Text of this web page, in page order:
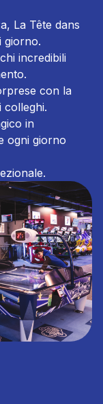
La Tête dans
giorno.
incredibili
con la
colleghi.
in
ogni giorno